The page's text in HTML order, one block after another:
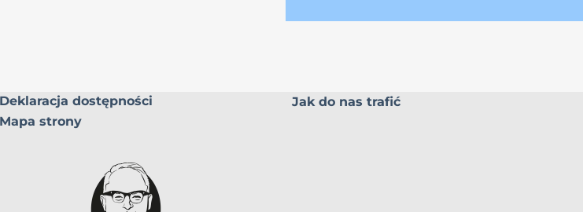
Deklaracja dostępności
Mapa strony
Jak do nas trafić